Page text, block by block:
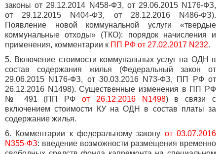
законы от 29.12.2014 N458-ФЗ, от 29.06.2015 N176-ФЗ,
от 29.12.2015 N404-ФЗ, от 28.12.2016 N486-ФЗ).
Появление новой коммунальной услуги «твердые
коммунальные отходы» (ТКО): порядок начисления и
применения, комментарии к ПП РФ от 27.02.2017 N232.
5. Включение стоимости коммунальных услуг на ОДН в
состав содержания жилья (Федеральный закон от
29.06.2015 N176-ФЗ, от 30.03.2016 N73-ФЗ, ПП РФ от
26.12.2016 N1498). Существенные изменения в ПП РФ
№ 491 (ПП РФ от 26.12.2016 N1498) в связи с
включением стоимости КУ на ОДН в состав платы за
содержание жилья.
6. Комментарии к федеральному закону от 03.07.2016
N355-ФЗ: введение возможности размещения временно